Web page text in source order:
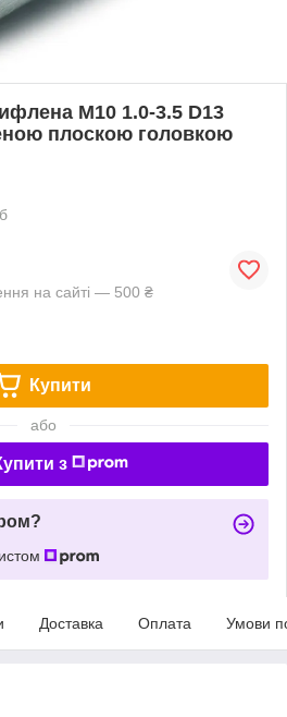
М10 1.0-3.5 D13
плоскою головкою
на сайті — 500 ₴
Купити
або
з
Доставка Оплата Умови